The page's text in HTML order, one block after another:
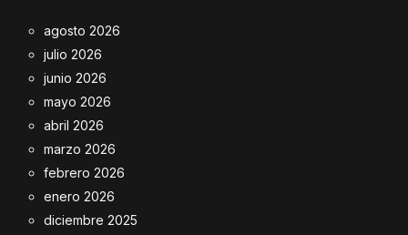
agosto 2026
julio 2026
junio 2026
mayo 2026
abril 2026
marzo 2026
febrero 2026
enero 2026
diciembre 2025